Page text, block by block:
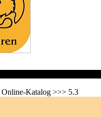
Katalog >>> 5.3